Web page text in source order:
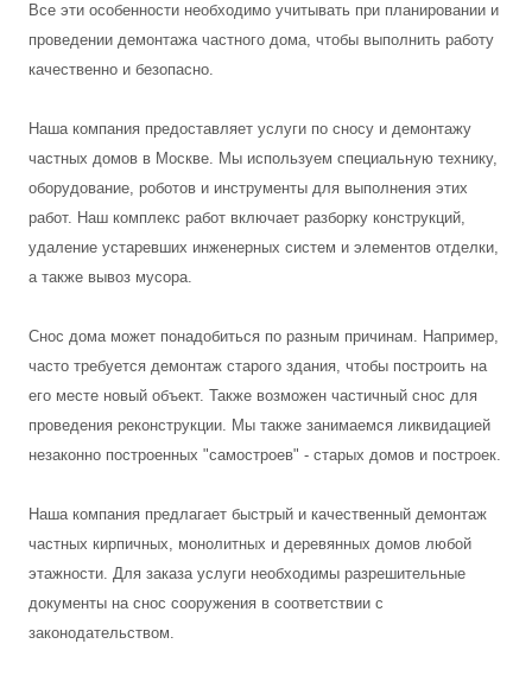
Все эти особенности необходимо учитывать при планировании и
проведении демонтажа частного дома, чтобы выполнить работу
качественно и безопасно.
Наша компания предоставляет услуги по сносу и демонтажу
частных домов в Москве. Мы используем специальную технику,
оборудование, роботов и инструменты для выполнения этих
работ. Наш комплекс работ включает разборку конструкций,
удаление устаревших инженерных систем и элементов отделки,
а также вывоз мусора.
Снос дома может понадобиться по разным причинам. Например,
часто требуется демонтаж старого здания, чтобы построить на
его месте новый объект. Также возможен частичный снос для
проведения реконструкции. Мы также занимаемся ликвидацией
незаконно построенных "самостроев" - старых домов и построек.
Наша компания предлагает быстрый и качественный демонтаж
частных кирпичных, монолитных и деревянных домов любой
этажности. Для заказа услуги необходимы разрешительные
документы на снос сооружения в соответствии с
законодательством.